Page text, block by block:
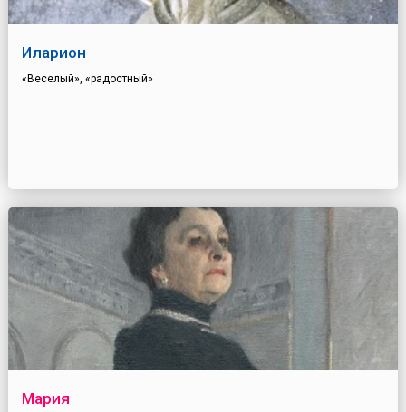
Иларион
«Веселый», «радостный»
Мария